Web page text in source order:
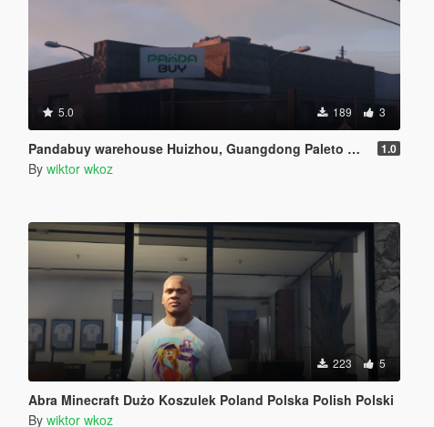
5.0 189 3
Pandabuy warehouse Huizhou, Guangdong Paleto Bay Retexture 1.0
By wiktor wkoz
223 5
Abra Minecraft Dużo Koszulek Poland Polska Polish Polski
By wiktor wkoz